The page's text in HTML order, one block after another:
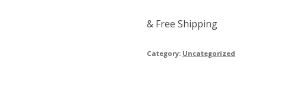
& Free Shipping
Category: Uncategorized